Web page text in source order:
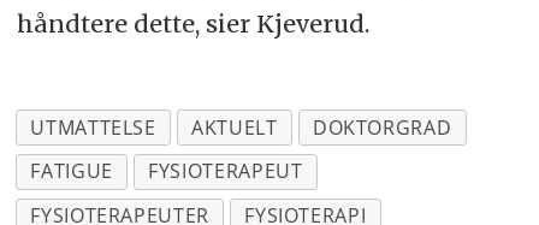
håndtere dette, sier Kjeverud.
UTMATTELSE AKTUELT
DOKTORGRAD
FATIGUE
FYSIOTERAPEUT
FYSIOTERAPEUTER
FYSIOTERAPI